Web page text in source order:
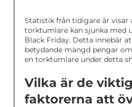
Statistik från tidigare år visar
torktumlare kan sjunka med
Black Friday. Detta innebär
betydande mängd pengar
en torktumlare under detta
Vilka är de
faktorerna att